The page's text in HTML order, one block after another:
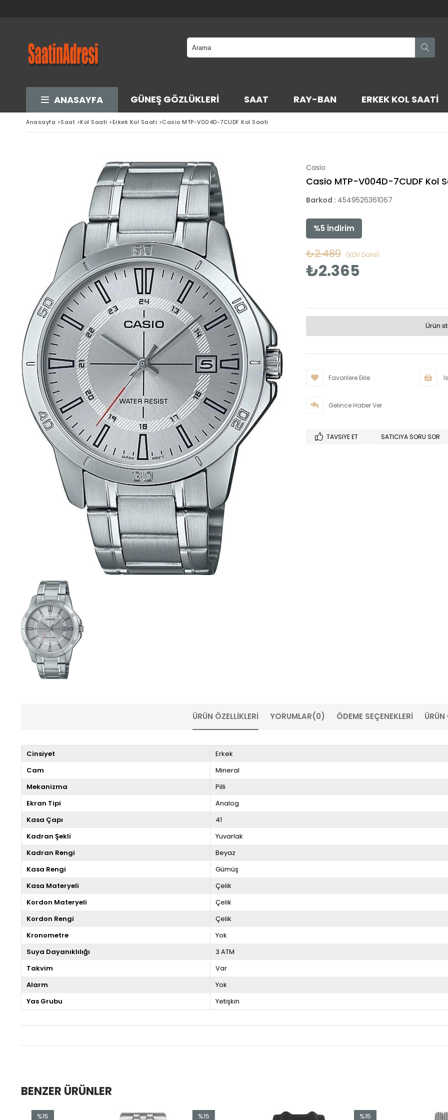
ANASAYFA GÜNEŞ GÖZLÜKLERI SAAT RAY-BAN ERKEK KOL SAATI
Anasayfa >Saat >Kol Saati >Erkek Kol Saati >Casio MTP-V004D-7CUDF Kol Saati
Casio
Casio MTP-V004D-7CUDF Kol
Barkod : 4549526361067
%5 İndirim
₺2.489 (KDV Dahil)
₺2.365
Ürün
Favorilere Ekle
Gelince Haber Ver
TAVSIYE ET SATICIYA SORU SOR
ÜRÜN ÖZELLIKLERI YORUMLAR(0) ÖDEME SEÇENEKLERI ÜRÜN
Cinsiyet
Erkek
Cam
Mineral
Mekanizma
Pilli
Ekran Tipi
Analog
Kasa Çapı
41
Kadran Şekli
Yuvarlak
Kadran Rengi
Beyaz
Kasa Rengi
Gümüş
Kasa Materyeli
Çelik
Kordon Materyeli
Çelik
Kordon Rengi
Çelik
Kronometre
Yok
Suya Dayanıklılığı
3 ATM
Takvim
Var
Alarm
Yok
Yas Grubu
Yetişkin
BENZER ÜRÜNLER
%15
%15